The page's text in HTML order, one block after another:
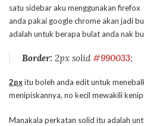
satu sidebar aku menggunakan
anda pakai google chrome akan jadi
adalah untuk berapa bulat anda nak
Border: 2px solid#990033;
2pxitu boleh anda edit untuk
menipiskannya, no kecil mewakili
Manakala perkatan solid itu adalah